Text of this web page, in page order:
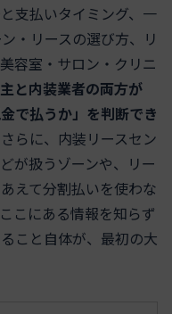
支払いタイミング、一
・リースの選び方、リ
容室・サロン・クリニ
と内装業者の両方が
で払うか」を判断でき
らに、内装リースセン
が扱うゾーンや、リー
えて分割払いを使わな
こにある情報を知らず
こと自体が、最初の大